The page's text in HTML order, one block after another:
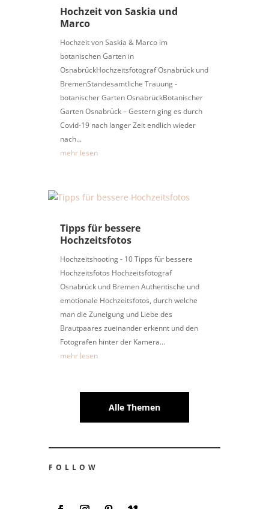
Hochzeit von Saskia und
Marco
Hochzeit von Saskia & Marco im
botanischen Garten in
OsnabrückHochzeitsfotograf Osnabrück und
BremenStandesamtliche Trauung -
botanischer Garten OsnabrückBotanischer
Garten Osnabrück – Gestern ging es durch
Covid-19 nach langer Zeit endlich wieder
nach...
mehr lesen
Tipps für bessere
Hochzeitsfotos
Hochzeitshooting - 10 Tipps für bessere
Hochzeitsfotos Hochzeitsfotograf
Osnabrück und Bremen Authentische und
emotionale Hochzeitsfotos, durch welche
man die Zuneigung und Liebe des
Brautpaares zueinander erkennt und den
Fotografen hinter der Kamera...
mehr lesen
Alle Themen
FOLLOW